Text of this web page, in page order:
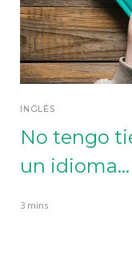
INGLÉS
No tengo
un idioma...
3 mins